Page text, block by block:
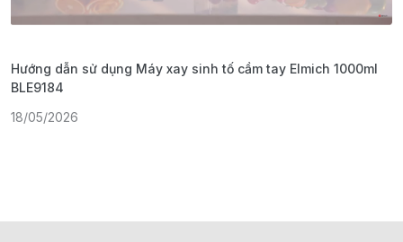
Hướng dẫn sử dụng Máy xay sinh tố cầm tay Elmich 1000ml
BLE9184
18/05/2026